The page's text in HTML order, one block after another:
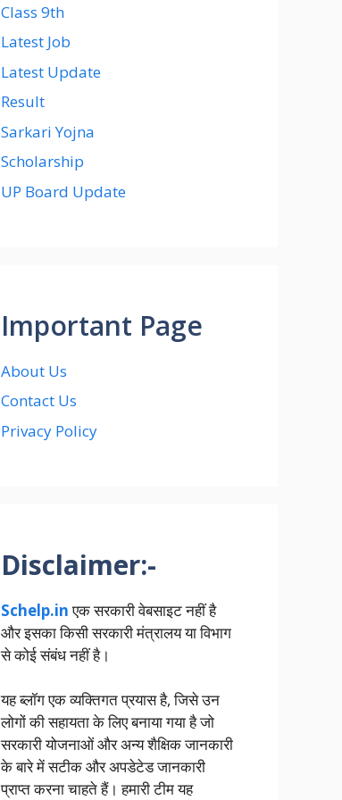
Class 9th
Latest Job
Latest Update
Result
Sarkari Yojna
Scholarship
UP Board Update
Important Page
About Us
Contact Us
Privacy Policy
Disclaimer:-
Schelp.inएक सरकारी वेबसाइट नहीं है
और इसका किसी सरकारी मंत्रालय या विभाग
से कोई संबंध नहीं है।
यह ब्लॉग एक व्यक्तिगत प्रयास है, जिसे उन
लोगों की सहायता के लिए बनाया गया है जो
सरकारी योजनाओं और अन्य शैक्षिक जानकारी
के बारे में सटीक और अपडेटेड जानकारी
प्राप्त करना चाहते हैं। हमारी टीम यह